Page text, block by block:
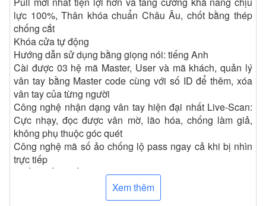
lực 100%, Thân khóa chuẩn Châu Âu, chốt bằng thép
chống cắt
Khóa cửa tự động
Hướng dẫn sử dụng bằng giọng nói: tiếng Anh
Cài được 03 hệ mã Master, User và mã khách, quản lý
vân tay bằng Master code cùng với số ID để thêm, xóa
vân tay của từng người
Công nghệ nhận dạng vân tay hiện đại nhất Live-Scan:
Cực nhạy, đọc được vân mờ, lão hóa, chống làm giả,
không phụ thuộc góc quét
Công nghệ mã số ảo chống lộ pass ngay cả khi bị nhìn
trực tiếp
Chống sốc, chống tĩnh điện
Chuông báo động nếu có hiện tượng phá khoá
Cảnh báo âm thanh khi nhập sai pass, quẹt sai vân tay
Xem thêm